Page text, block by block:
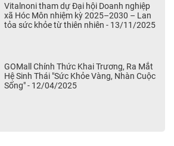
Vitalnoni tham dự Đại hội Doanh nghiệp
xã Hóc Môn nhiệm kỳ 2025–2030 – Lan
tỏa sức khỏe từ thiên nhiên - 13/11/2025
GOMall Chính Thức Khai Trương, Ra Mắt
Hệ Sinh Thái "Sức Khỏe Vàng, Nhàn Cuộc
Sống" - 12/04/2025